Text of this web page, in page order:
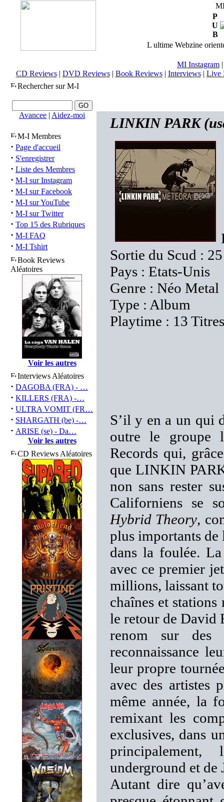
P
U
B
L ultime Webzine
MI Instagram
CD Reviews| DVD Reviews| Book Reviews| Interviews| Live
Rechercher sur M-I
Avancee | Aidez-moi
M-I Membres
· Page d'accueil
· S'enregistrer
· Liste des Membres
· M-I sur Instagram
· M-I sur Facebook
· M-I sur YouTube
· M-I sur Twitter
· Top 15 des Rubriques
· M-I FAQ
· M-I Tshirt
Book Reviews
Aléatoires
Voir les autres
Interviews Aléatoires
· DAGOBA (FRA) - …
· KILLERS (FRA) -…
· ULTRA VOMIT (FR…
· SHARGATH (be) -…
· ARISE (se) - Da…
Voir les autres
CD Reviews Aléatoires
LINKIN PARK
Sortie du Scud :
Pays : Etats-Unis
Genre : Néo Metal
Type : Album
Playtime : 13
S’il y en a un qui
outre le groupe
Records qui,
que LINKIN
non sans rester
Californiens se
Hybrid Theory,
plus importants
dans la foulée.
avec ce premier
millions, laissant
chaînes et stations
le retour de David
renom sur des
reconnaissance
leur propre
avec des artistes
même année, la
remixant les
exclusives, dans
underground et de
Autant dire